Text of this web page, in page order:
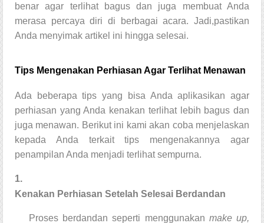
benar agar terlihat bagus dan juga membuat Anda
merasa percaya diri di berbagai acara. Jadi,pastikan
Anda menyimak artikel ini hingga selesai.
Tips Mengenakan Perhiasan Agar Terlihat Menawan
Ada beberapa tips yang bisa Anda aplikasikan agar
perhiasan yang Anda kenakan terlihat lebih bagus dan
juga menawan. Berikut ini kami akan coba menjelaskan
kepada Anda terkait tips mengenakannya agar
penampilan Anda menjadi terlihat sempurna.
1.
Kenakan Perhiasan Setelah Selesai Berdandan
Proses berdandan seperti menggunakan make up,